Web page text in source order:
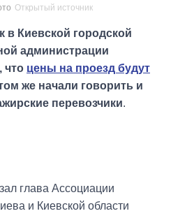
Открытый источник
в Киевской городской
администрации
что цены на проезд будут
же начали говорить и
перевозчики.
глава Ассоциации
и Киевской области